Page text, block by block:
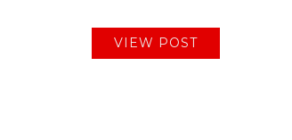
VIEW POST